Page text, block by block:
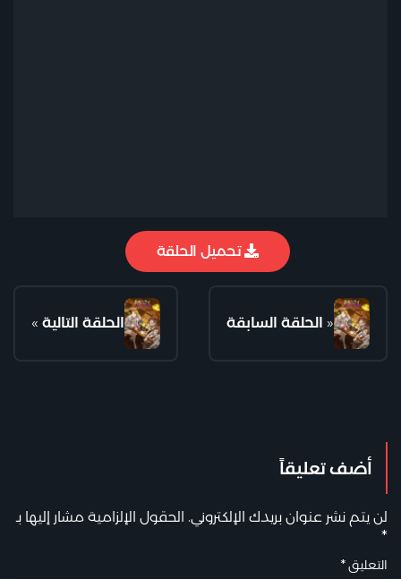
تحميل الحلقة
الحلقة التالية » « الحلقة السابقة
أضف تعليقاً
لن يتم نشر عنوان بريدك الإلكتروني. الحقول الإلزامية مشار إليها بـ
*
التعليق*